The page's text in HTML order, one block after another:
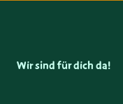
Wir sind für dich da!